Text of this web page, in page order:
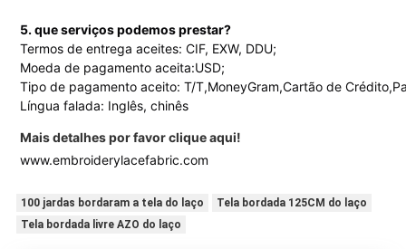
5. que serviços podemos prestar?
Termos de entrega aceites: CIF, EXW, DDU;
Moeda de pagamento aceita:USD;
Tipo de pagamento aceito: T/T,MoneyGram,Cartão de
Língua falada: Inglês, chinês
Mais detalhes por favor clique aqui!
www.embroiderylacefabric.com
100 jardas bordaram a tela do laço
Tela bordada 125CM do laço
Tela bordada livre AZO do laço